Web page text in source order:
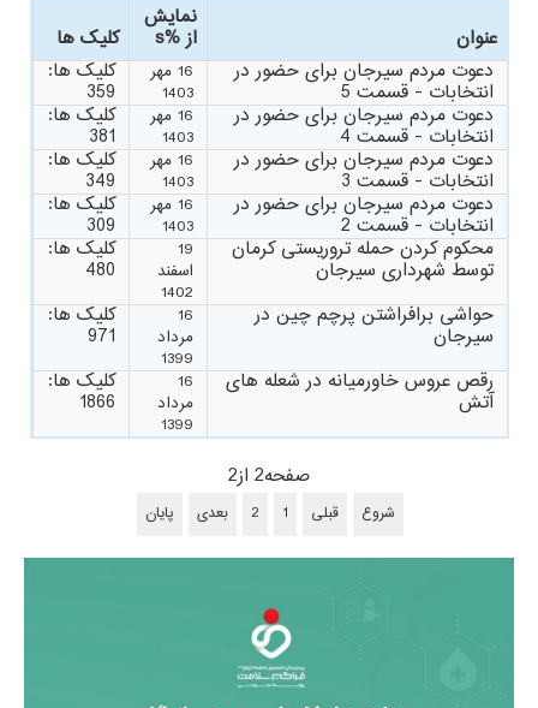
عنوان
نمایش
از %s
کلیک ها
دعوت مردم سیرجان برای حضور در
انتخابات - قسمت 5
16 مهر
1403
کلیک ها:
359
دعوت مردم سیرجان برای حضور در
انتخابات - قسمت 4
16 مهر
1403
کلیک ها:
381
دعوت مردم سیرجان برای حضور در
انتخابات - قسمت 3
16 مهر
1403
کلیک ها:
349
دعوت مردم سیرجان برای حضور در
انتخابات - قسمت 2
16 مهر
1403
کلیک ها:
309
محکوم کردن حمله تروریستی کرمان
توسط شهرداری سیرجان
19
اسفند
1402
کلیک ها:
480
حواشی برافراشتن پرچم چین در
سیرجان
16
مرداد
1399
کلیک ها:
971
رقص عروس خاورمیانه در شعله های
آتش
16
مرداد
1399
کلیک ها:
1866
صفحه2 از2
شروع قبلی بعدی پایان